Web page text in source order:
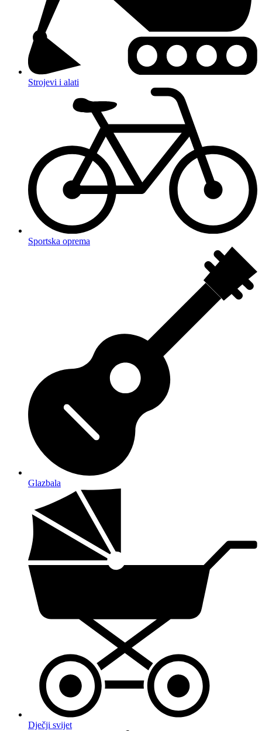
Strojevi i alati
Sportska oprema
Glazbala
Dječji svijet